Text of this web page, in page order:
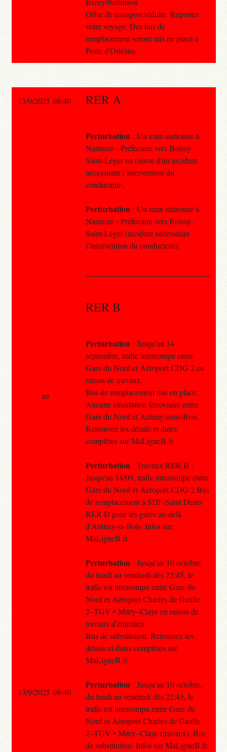
Offre de transport réduite. Reportez
votre voyage. Des bus de
remplacement seront mis en place à
Porte d'Orléans.
13/9/2025 08:40 RER A
Perturbation : Un train stationne à
Nanterre – Préfecture vers Boissy-
Saint-Léger en raison d'un incident
nécessitant l’intervention du
conducteur .
Perturbation : Un train stationne à
Nanterre – Préfecture vers Boissy-
Saint-Léger (incident nécessitant
l’intervention du conducteur).
RER B
Perturbation : Jusqu'au 14
septembre, trafic interrompu entre
Gare du Nord et Aéroport CDG 2 en
raison de travaux.
Bus de remplacement mis en place.
Aucune circulation ferroviaire entre
Gare du Nord et Aulnay-sous-Bois.
Retrouvez les détails et dates
complètes sur MaLigneB.fr
Perturbation : Travaux RER B :
Jusqu'au 14/09, trafic interrompu entre
Gare du Nord et Aéroport CDG 2 Bus
de remplacement à SDF-Saint Denis
RER D pour les gares au-delà
d'Aulnay-ss-Bois. Infos sur
MaLigneB.fr
Perturbation : Jusqu'au 10 octobre,
du lundi au vendredi dès 22:45, le
trafic est interrompu entre Gare du
Nord et Aéroport Charles de Gaulle
2–TGV • Mitry–Claye en raison de
travaux d'entretien.
Bus de substitution. Retrouvez les
détails et dates complètes sur
MaLigneB.fr
Perturbation : Jusqu'au 10 octobre,
du lundi au vendredi dès 22:45, le
trafic est interrompu entre Gare du
Nord et Aéroport Charles de Gaulle
2–TGV • Mitry–Claye (travaux). Bus
de substitution. Infos sur MaLigneB.fr
au
13/9/2025 08:40